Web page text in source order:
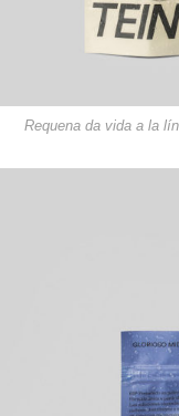
Requena da vida a la